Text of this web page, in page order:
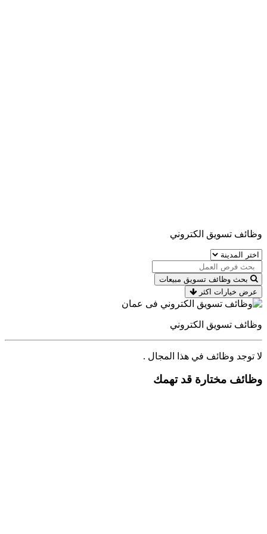
وظائف تسويق الكتروني
بحث وظائف تسويق مبيعات
عرض خيارات اكثر
وظائف تسويق الكتروني
لا توجد وظائف في هذا المجال .
وظائف مختارة قد تهمك